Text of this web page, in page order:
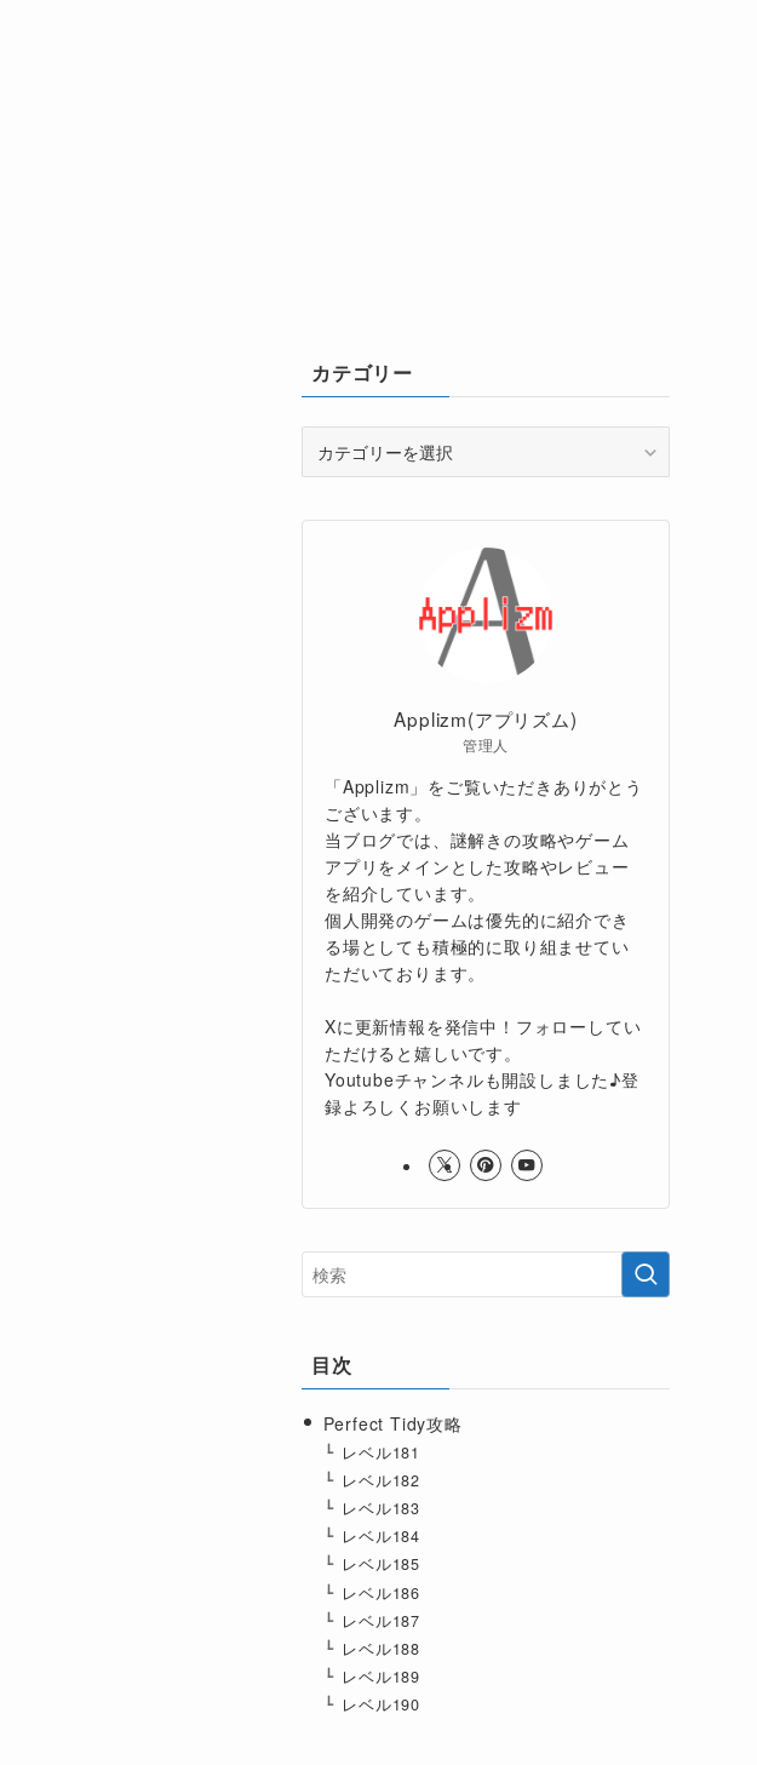
カテゴリー
リ
Applizm(アプリズム)
管理人
「Applizm」をご覧いただきありがとう
ございます。
当ブログでは、謎解きの攻略やゲーム
アプリをメインとした攻略やレビュー
を紹介しています。
個人開発のゲームは優先的に紹介でき
る場としても積極的に取り組ませてい
ただいております。
Xに更新情報を発信中！フォローしてい
ただけると嬉しいです。
Youtubeチャンネルも開設しました♪登
録よろしくお願いします
目次
Perfect Tidy攻略
レベル181
レベル182
レベル183
レベル184
レベル185
レベル186
レベル187
レベル188
レベル189
レベル190